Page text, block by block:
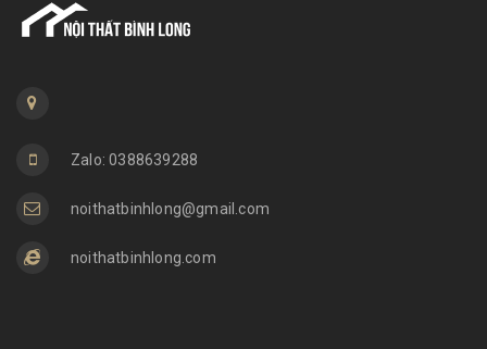
Zalo: 0388639288
noithatbinhlong@gmail.com
noithatbinhlong.com